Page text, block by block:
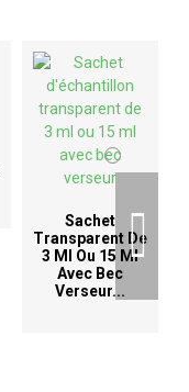
Sachet
Transparent De
3 Ml Ou 15 Ml
Avec Bec
Verseur...